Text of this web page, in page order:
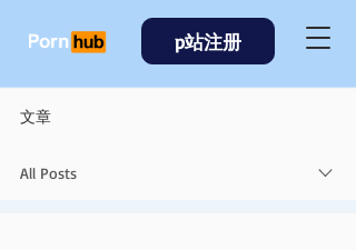
p站注册
文章
All Posts